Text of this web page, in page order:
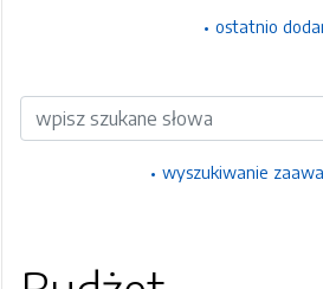
ostatnio
Wyszukiwarka
wyszukiwanie